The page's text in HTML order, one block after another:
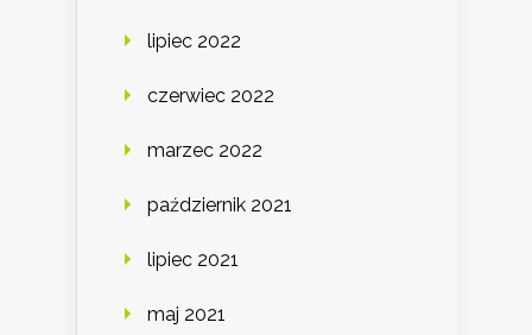
lipiec 2022
czerwiec 2022
marzec 2022
październik 2021
lipiec 2021
maj 2021